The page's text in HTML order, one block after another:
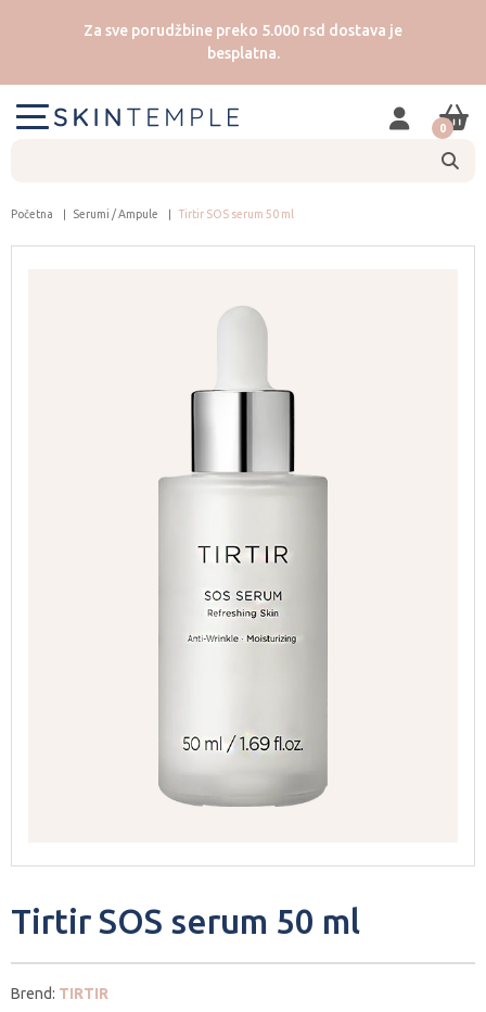
Za sve porudžbine preko 5.000 rsd dostava je
besplatna.
0
Početna Serumi / Ampule Tirtir SOS serum 50 ml
Tirtir SOS serum 50 ml
Brend: TIRTIR